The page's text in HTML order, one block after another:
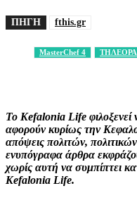
ΠΗΓΗ fthis.gr
MasterChef 4
Το Kefalonia Life
αφορούν κυρίως την
απόψεις πολιτών,
ενυπόγραφα άρθρα
χωρίς αυτή να συμπίπτει
Kefalonia Life.